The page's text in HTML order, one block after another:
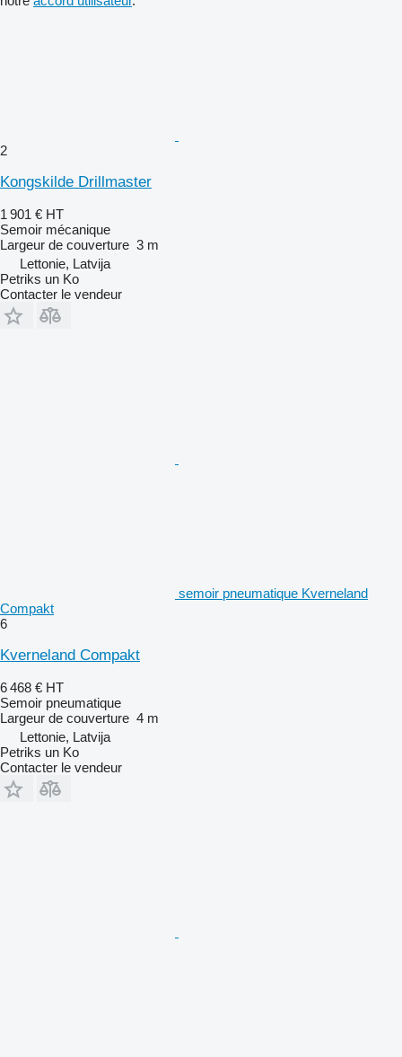
2
Kongskilde Drillmaster
1 901 € HT
Semoir mécanique
Largeur de couverture 3 m
Lettonie, Latvija
Petriks un Ko
Contacter le vendeur
semoir pneumatique Kverneland
Compakt
6
Kverneland Compakt
6 468 € HT
Semoir pneumatique
Largeur de couverture 4 m
Lettonie, Latvija
Petriks un Ko
Contacter le vendeur